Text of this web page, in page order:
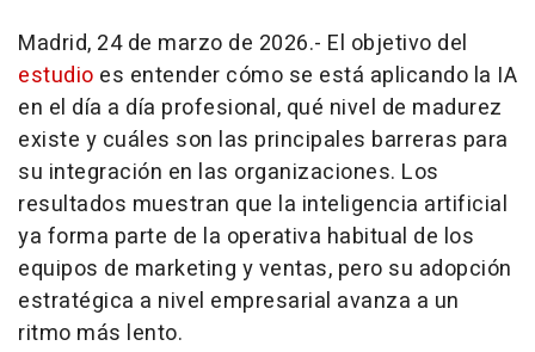
Madrid, 24 de marzo de 2026.- El objetivo del
estudio es entender cómo se está aplicando la IA
en el día a día profesional, qué nivel de madurez
existe y cuáles son las principales barreras para
su integración en las organizaciones. Los
resultados muestran que la inteligencia artificial
ya forma parte de la operativa habitual de los
equipos de marketing y ventas, pero su adopción
estratégica a nivel empresarial avanza a un
ritmo más lento.